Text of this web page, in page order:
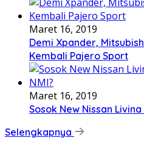
Maret 16, 2019
Demi Xpander,
Kembali Pajero Sport
Maret 16, 2019
Sosok New Nissan
Selengkapnya